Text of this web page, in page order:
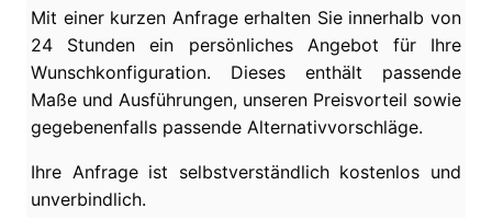
Mit einer kurzen Anfrage erhalten Sie innerhalb von
24 Stunden ein persönliches Angebot für Ihre
Wunschkonfiguration. Dieses enthält passende
Maße und Ausführungen, unseren Preisvorteil sowie
gegebenenfalls passende Alternativvorschläge.
Ihre Anfrage ist selbstverständlich kostenlos und
unverbindlich.